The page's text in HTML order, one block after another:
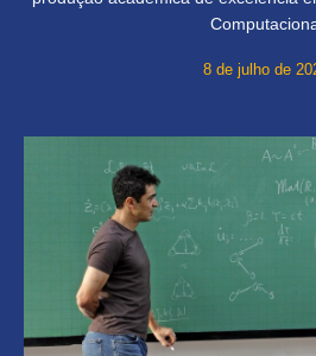
8 de julho de